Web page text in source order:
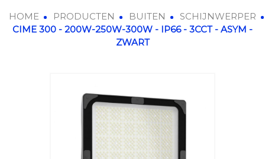
HOME PRODUCTEN BUITEN
SCHIJNWERPER
CIME 300 - 200W-250W-300W - IP66 - 3CCT - ASYM -
ZWART